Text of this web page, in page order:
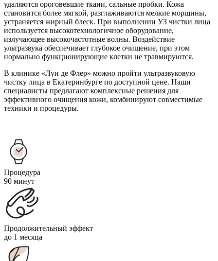
удаляются ороговевшие ткани, сальные пробки. Кожа
становится более мягкой, разглаживаются мелкие морщины,
устраняется жирный блеск. При выполнении УЗ чистки лица
используется высокотехнологичное оборудование,
излучающее высокочастотные волны. Воздействие
ультразвука обеспечивает глубокое очищение, при этом
нормально функционирующие клетки не травмируются.
В клинике «Луи де Флер» можно пройти ультразвуковую
чистку лица в Екатеринбурге по доступной цене. Наши
специалисты предлагают комплексные решения для
эффективного очищения кожи, комбинируют совместимые
техники и процедуры.
Процедура
90 минут
Продолжительный эффект
до 1 месяца